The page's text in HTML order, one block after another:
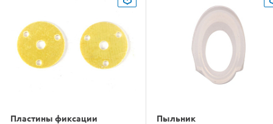
Пластины фиксации
Пыльник